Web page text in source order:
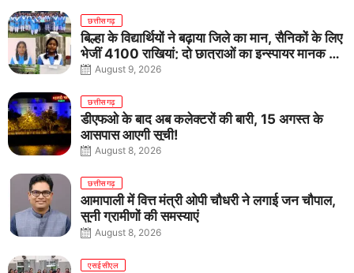
छत्तीसगढ़
बिल्हा के विद्यार्थियों ने बढ़ाया जिले का मान, सैनिकों के लिए
भेजीं 4100 राखियां; दो छात्राओं का इन्स्पायर मानक में
राष्ट्रीय चयन
August 9, 2026
छत्तीसगढ़
डीएफओ के बाद अब कलेक्टरों की बारी, 15 अगस्त के
आसपास आएगी सूची!
August 8, 2026
छत्तीसगढ़
आमापाली में वित्त मंत्री ओपी चौधरी ने लगाई जन चौपाल,
सुनी ग्रामीणों की समस्याएं
August 8, 2026
एसईसीएल